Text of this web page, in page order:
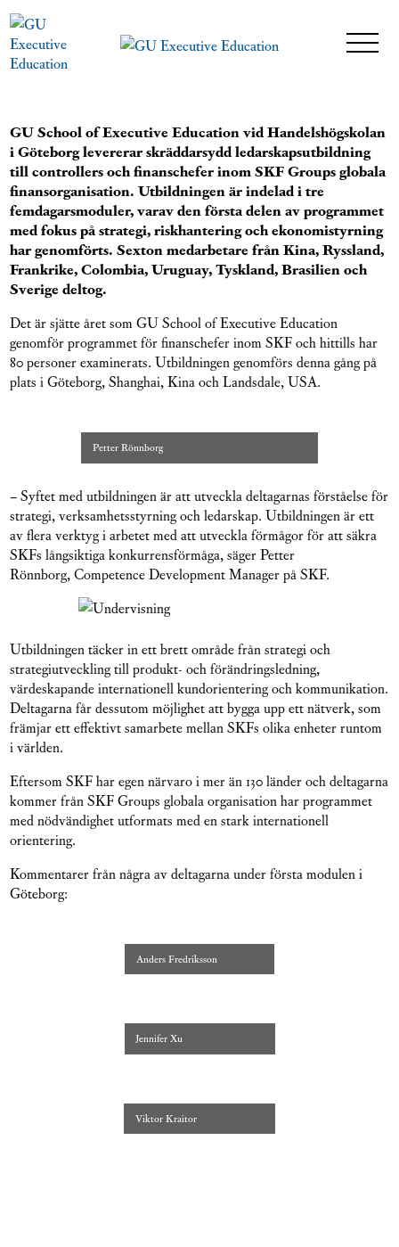
GU School of Executive Education vid Handelshögskolan
i Göteborg levererar skräddarsydd ledarskapsutbildning
till controllers och finanschefer inom SKF Groups globala
finansorganisation. Utbildningen är indelad i tre
femdagarsmoduler, varav den första delen av programmet
med fokus på strategi, riskhantering och ekonomistyrning
har genomförts. Sexton medarbetare från Kina, Ryssland,
Frankrike, Colombia, Uruguay, Tyskland, Brasilien och
Sverige deltog.
Det är sjätte året som GU School of Executive Education
genomför programmet för finanschefer inom SKF och hittills har
80 personer examinerats. Utbildningen genomförs denna gång på
plats i Göteborg, Shanghai, Kina och Landsdale, USA.
Petter Rönnborg
–Syftet med utbildningen är att utveckla deltagarnas förståelse för
strategi, verksamhetsstyrning och ledarskap. Utbildningen är ett
av flera verktyg i arbetet med att utveckla förmågor för att säkra
SKFs långsiktiga konkurrensförmåga, säger Petter
Rönnborg, Competence Development Manager på SKF.
Utbildningen täcker in ett brett område från strategi och
strategiutveckling till produkt- och förändringsledning,
värdeskapande internationell kundorientering och kommunikation.
Deltagarna får dessutom möjlighet att bygga upp ett nätverk, som
främjar ett effektivt samarbete mellan SKFs olika enheter runtom
i världen.
Eftersom SKF har egen närvaro i mer än 130 länder och deltagarna
kommer från SKF Groups globala organisation har programmet
med nödvändighet utformats med en stark internationell
orientering.
Kommentarer från några av deltagarna under första modulen i
Göteborg:
Anders Fredriksson
Jennifer Xu
Viktor Kraitor